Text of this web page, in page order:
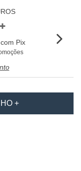
Pix